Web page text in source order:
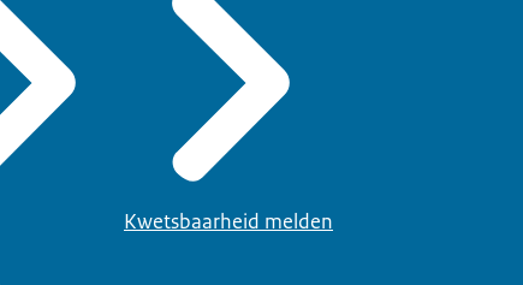
Kwetsbaarheid melden